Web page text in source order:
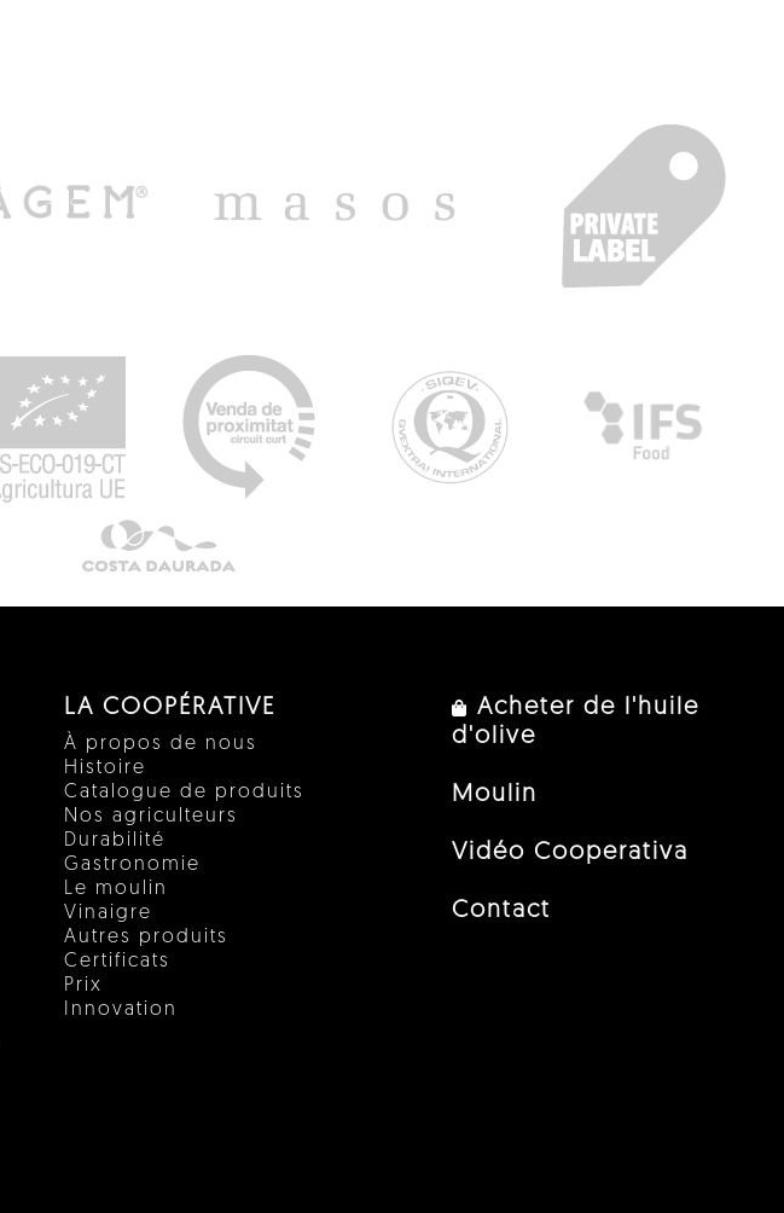
LA COOPÉRATIVE
À propos de nous
Histoire
Catalogue de produits
Nos agriculteurs
Durabilité
Gastronomie
Le moulin
Vinaigre
Autres produits
Certificats
Prix
Innovation
Acheter de l'huile
d'olive
Moulin
Vidéo Cooperativa
Contact